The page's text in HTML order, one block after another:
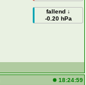
fallend ↓
-0.20 hPa
18:24:59